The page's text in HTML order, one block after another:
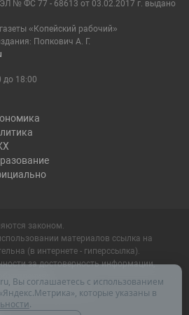
№ ФС 77 - 68613 от 03.02.2017 г. выдано
«Копейский рабочий»
Попкович А. Г.
18:00
законом.
материалов ссылка на
(в интернете - гиперссылка).
за достоверность информации,
материалы 16+
Вы соглашаетесь с использованием
которые указаны в
.